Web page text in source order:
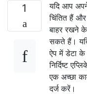
1
यदि आप
चिंतित हैं
बाहर रखने
सकते हैं।
ऐप में डेटा के
निर्दिष्ट
एक अच्छा
दर्ज करें।